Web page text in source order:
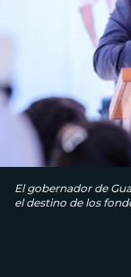
El gobernador de
el destino de los